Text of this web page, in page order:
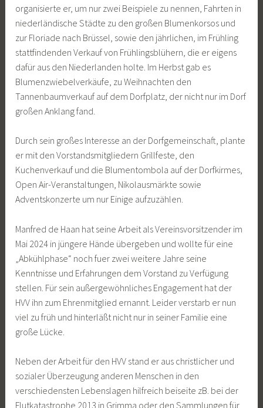
organisierte er, um nur zwei Beispiele zu nennen, Fahrten in
niederländische Städte zu den großen Blumenkorsos und
zur Floriade nach Brüssel, sowie den jährlichen, im Frühling
stattfindenden Verkauf von Frühlingsblühern, die er eigens
dafür aus den Niederlanden holte. Im Herbst gab es
Blumenzwiebelverkäufe, zu Weihnachten den
Tannenbaumverkauf auf dem Dorfplatz, der nicht nur im Dorf
großen Anklang fand.
Durch sein großes Interesse an der Dorfgemeinschaft, plante
er mit den Vorstandsmitgliedern Grillfeste, den
Kuchenverkauf und die Blumentombola auf der Dorfkirmes,
Open Air-Veranstaltungen, Nikolausmärkte sowie
Adventskonzerte um nur Einige aufzuzählen.
Manfred de Haan hat seine Arbeit als Vereinsvorsitzender im
Mai 2024 in jüngere Hände übergeben und wollte für eine
„Abkühlphase“ noch fuer zwei weitere Jahre seine
Kenntnisse und Erfahrungen dem Vorstand zu Verfügung
stellen. Für sein außergewöhnliches Engagement hat der
HVV ihn zum Ehrenmitglied ernannt. Leider verstarb er nun
viel zu früh und hinterläßt nicht nur in seiner Familie eine
große Lücke.
Neben der Arbeit für den HVV stand er aus christlicher und
sozialer Überzeugung anderen Menschen in den
verschiedensten Lebenslagen hilfreich beiseite zB. bei der
Flutkatastrophe 2013 in Grimma oder den Sammlungen für